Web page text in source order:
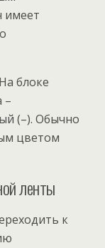
имеет
блоке
–
(–). Обычно
цветом
ленты
к